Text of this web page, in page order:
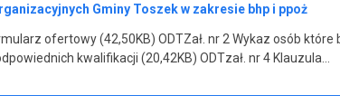
Gminy Toszek w zakresie bhp i ppoż
ofertowy (42,50KB) ODTZał. nr 2 Wykaz osób
kwalifikacji (20,42KB) ODTzał. nr 4 Klauzula…